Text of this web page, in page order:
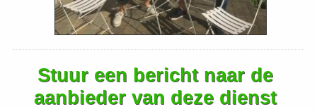
Stuur een bericht naar de
aanbieder van deze dienst